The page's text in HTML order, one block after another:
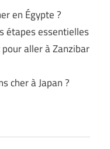
en Égypte ?
étapes essentielles
aller à Zanzibar
cher à Japan ?